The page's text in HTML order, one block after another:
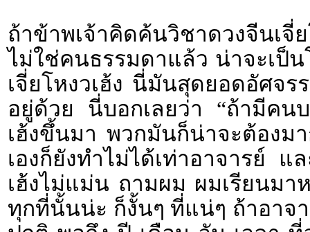
ถ้าข้าพเจ้าคิดค้นวิชาดวงจีนเ
ไม่ใช่คนธรรมดาแล้ว น่าจะเป็
เจี่ยโหงวเฮ้ง นี่มันสุดยอดอัศจ
อยู่ด้วย นี่บอกเลยว่า “ถ้ามีคน
เฮ้งขึ้นมา พวกมันก็น่าจะต้องม
เองก็ยังทำไม่ได้เท่าอาจารย์
เฮ้งไม่แม่น ถามผม ผมเรียนม
ทุกที่นั้นน่ะ ก็งั้นๆ ที่แน่ๆ ถ้าอาจ